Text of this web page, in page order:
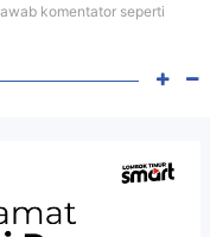
komentator seperti